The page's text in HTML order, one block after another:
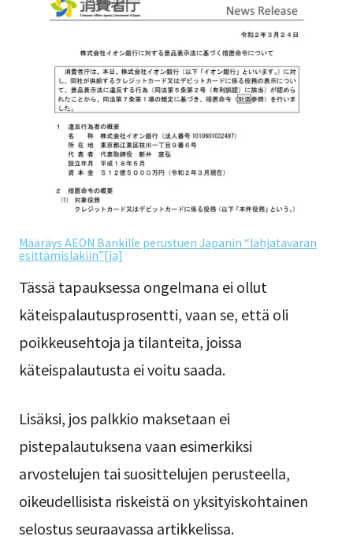
Määräys AEON Bankille perustuen Japanin “lahjatavaran
esittämislakiin”[ja]
Tässä tapauksessa ongelmana ei ollut
käteispalautusprosentti, vaan se, että oli
poikkeusehtoja ja tilanteita, joissa
käteispalautusta ei voitu saada.
Lisäksi, jos palkkio maksetaan ei
pistepalautuksena vaan esimerkiksi
arvostelujen tai suosittelujen perusteella,
oikeudellisista riskeistä on yksityiskohtainen
selostus seuraavassa artikkelissa.